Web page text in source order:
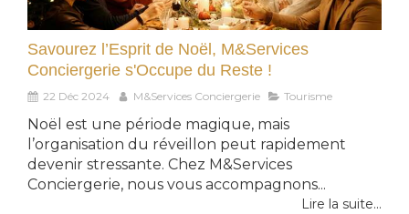
Savourez l’Esprit de Noël, M&Services
Conciergerie s'Occupe du Reste !
22 Déc 2024 M&Services Conciergerie Tourisme
Noël est une période magique, mais
l’organisation du réveillon peut rapidement
devenir stressante. Chez M&Services
Conciergerie, nous vous accompagnons...
Lire la suite...